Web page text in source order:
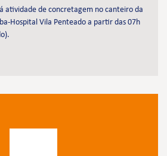
atividade de concretagem no canteiro da
Hospital Vila Penteado a partir das 07h